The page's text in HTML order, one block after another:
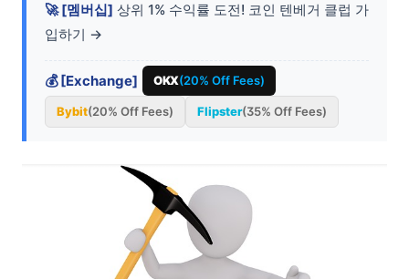
🚀 [멤버십] 상위 1% 수익률 도전! 코인 텐베거 클럽 가
입하기 →
💰 [Exchange] OKX(20% Off Fees)
Bybit(20% Off Fees) Flipster(35% Off Fees)